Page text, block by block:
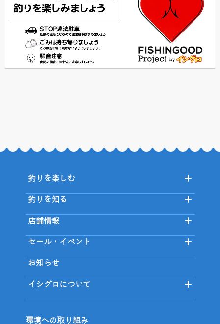
釣りを楽しむ
釣りを知る
店舗情報
セール・イベント
お知らせ
イシグロについて
環境への取り組み